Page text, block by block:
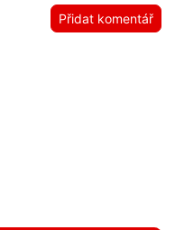
Přidat komentář